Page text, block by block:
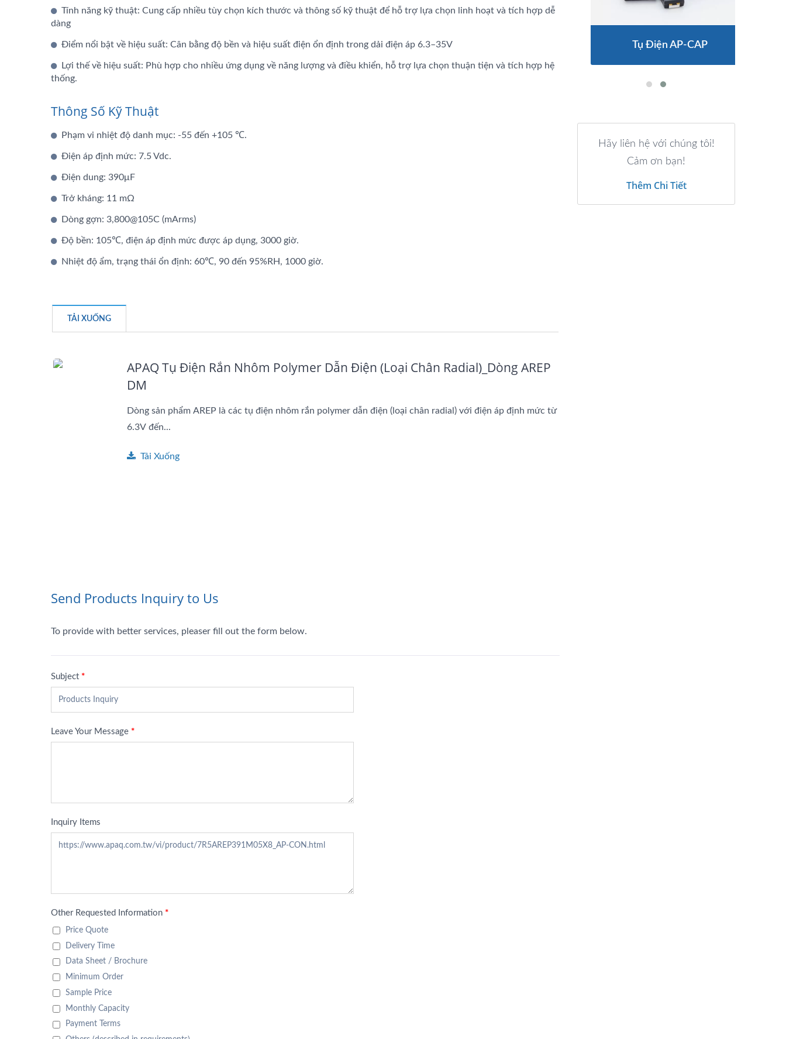
Tính năng kỹ thuật: Cung cấp nhiều tùy chọn kích thước và thông số kỹ thuật để hỗ trợ lựa chọn linh hoạt và tích hợp dễ
dàng
Điểm nổi bật về hiệu suất: Cân bằng độ bền và hiệu suất điện ổn định trong dải điện áp 6.3–35V
Lợi thế về hiệu suất: Phù hợp cho nhiều ứng dụng về năng lượng và điều khiển, hỗ trợ lựa chọn thuận tiện và tích hợp hệ
thống.
Thông Số Kỹ Thuật
Phạm vi nhiệt độ danh mục: -55 đến +105 ℃.
Điện áp định mức: 7.5 Vdc.
Điện dung: 390μF
Trở kháng: 11 mΩ
Dòng gợn: 3,800@105C (mArms)
Độ bền: 105℃, điện áp định mức được áp dụng, 3000 giờ.
Nhiệt độ ẩm, trạng thái ổn định: 60℃, 90 đến 95%RH, 1000 giờ.
TẢI XUỐNG
APAQ Tụ Điện Rắn Nhôm Polymer Dẫn Điện (loại Chân Radial)_Dòng AREP
DM
Dòng sản phẩm AREP là các tụ điện nhôm rắn polymer dẫn điện (loại chân radial) với điện áp định mức từ
6.3V đến...
Tải Xuống
Tụ Điện Lai Tụ Điện AP-CAP Tụ Điện AP-CAP
Hãy liên hệ với chúng tôi!
Cảm ơn bạn!
Thêm Chi Tiết